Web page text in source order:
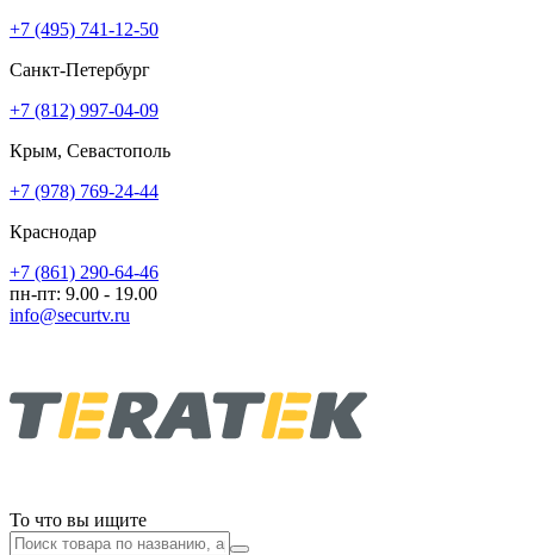
+7 (495) 741-12-50
Санкт-Петербург
+7 (812) 997-04-09
Крым, Севастополь
+7 (978) 769-24-44
Краснодар
+7 (861) 290-64-46
пн-пт: 9.00 - 19.00
info@securtv.ru
То что вы ищите